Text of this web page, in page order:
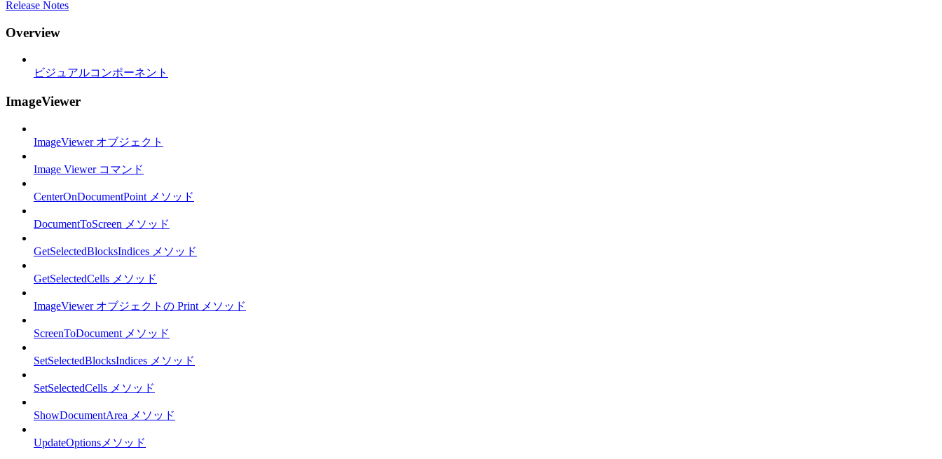
Release Notes
Overview
ビジュアルコンポーネント
ImageViewer
ImageViewer オブジェクト
Image Viewer コマンド
CenterOnDocumentPoint メソッド
DocumentToScreen メソッド
GetSelectedBlocksIndices メソッド
GetSelectedCells メソッド
ImageViewer オブジェクトの Print メソッド
ScreenToDocument メソッド
SetSelectedBlocksIndices メソッド
SetSelectedCells メソッド
ShowDocumentArea メソッド
UpdateOptionsメソッド